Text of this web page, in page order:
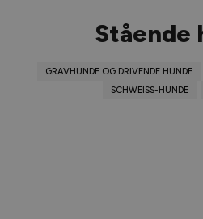
Stående
GRAVHUNDE OG DRIVENDE HUNDE
SCHWEISS-HUNDE